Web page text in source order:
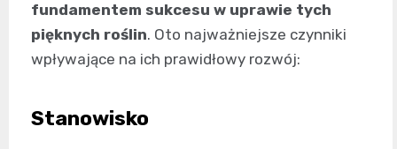
fundamentem sukcesu w uprawie tych
pięknych roślin. Oto najważniejsze czynniki
wpływające na ich prawidłowy rozwój:
Stanowisko